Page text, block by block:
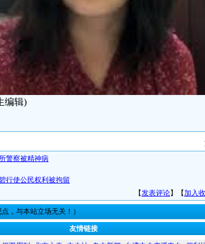
编辑)
警察被精神病
行使公民权利被拘留
【发表评论】【加入
，与本站立场无关！）
友情链接